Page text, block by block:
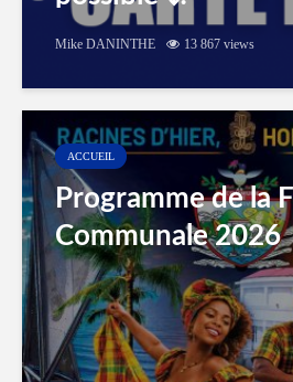
Mike DANINTHE 13 867 views
ACCUEIL
Programme de la
Communale 2026